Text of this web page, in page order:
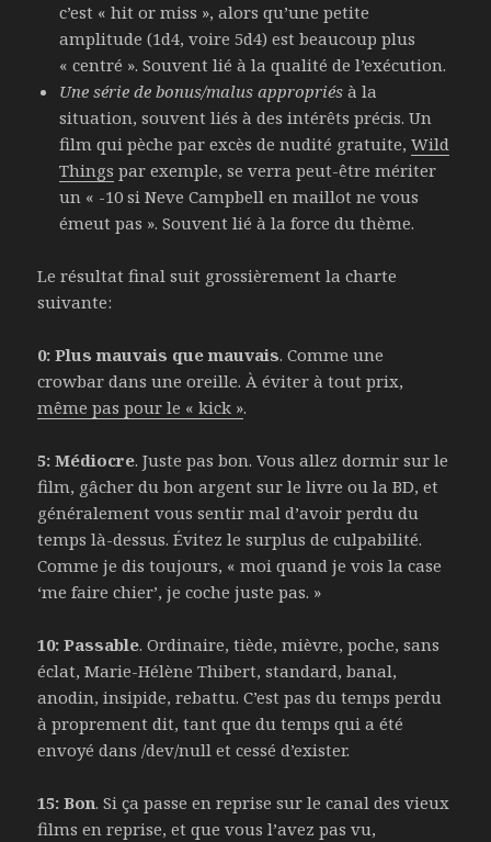
c’est « hit or miss », alors qu’une petite
amplitude (1d4, voire 5d4) est beaucoup plus
« centré ». Souvent lié à la qualité de l’exécution.
Une série de bonus/malus appropriés à la
situation, souvent liés à des intérêts précis. Un
film qui pèche par excès de nudité gratuite,Wild
Things par exemple, se verra peut-être mériter
un « -10 si Neve Campbell en maillot ne vous
émeut pas ». Souvent lié à la force du thème.
Le résultat final suit grossièrement la charte
suivante:
0: Plus mauvais que mauvais. Comme une
crowbar dans une oreille. À éviter à tout prix,
même pas pour le « kick ».
5: Médiocre. Juste pas bon. Vous allez dormir sur le
film, gâcher du bon argent sur le livre ou la BD, et
généralement vous sentir mal d’avoir perdu du
temps là-dessus. Évitez le surplus de culpabilité.
Comme je dis toujours, « moi quand je vois la case
‘me faire chier’, je coche juste pas. »
10: Passable. Ordinaire, tiède, mièvre, poche, sans
éclat, Marie-Hélène Thibert, standard, banal,
anodin, insipide, rebattu. C’est pas du temps perdu
à proprement dit, tant que du temps qui a été
envoyé dans /dev/null et cessé d’exister.
15: Bon. Si ça passe en reprise sur le canal des vieux
films en reprise, et que vous l’avez pas vu,